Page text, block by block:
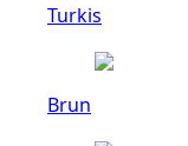
Turkis
Brun